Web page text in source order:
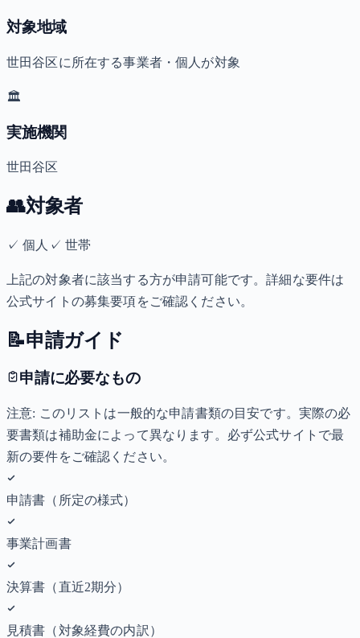
対象地域
世田谷区に所在する事業者・個人が対象
🏛️
実施機関
世田谷区
👥対象者
✓個人 ✓ 世帯
上記の対象者に該当する方が申請可能です。詳細な要件は
公式サイトの募集要項をご確認ください。
📝申請ガイド
申請に必要なもの
注意: このリストは一般的な申請書類の目安です。実際の必
要書類は補助金によって異なります。必ず公式サイトで最
新の要件をご確認ください。
申請書（所定の様式）
事業計画書
決算書（直近2期分）
見積書（対象経費の内訳）